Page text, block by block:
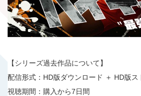
【シリーズ過去作品について】
配信形式：HD版ダウンロード ＋ HD版ス
視聴期間：購入から7日間